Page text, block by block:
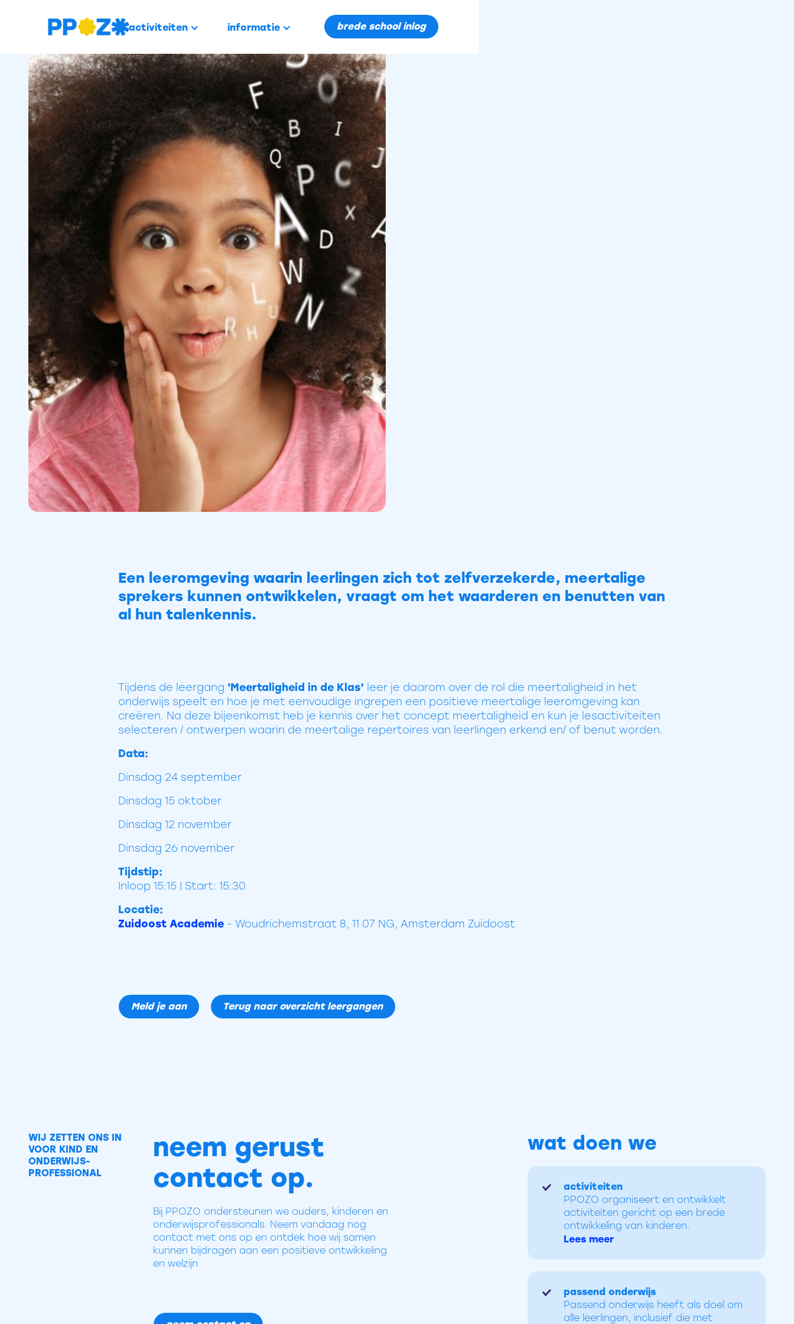
activiteiten informatie brede school inlog
PROFESSIONALISERING
2024 -
Meertaligheid:
de
taalvriendelijke
klas
Een leeromgeving waarin leerlingen zich tot zelfverzekerde, meertalige
sprekers kunnen ontwikkelen, vraagt om het waarderen en benutten van
al hun talenkennis.
Tijdens de leergang 'Meertaligheid in de Klas’ leer je daarom over de rol die meertaligheid in het
onderwijs speelt en hoe je met eenvoudige ingrepen een positieve meertalige leeromgeving kan
creëren. Na deze bijeenkomst heb je kennis over het concept meertaligheid en kun je lesactiviteiten
selecteren / ontwerpen waarin de meertalige repertoires van leerlingen erkend en/ of benut worden.
Data:
Dinsdag 24 september
Dinsdag 15 oktober
Dinsdag 12 november
Dinsdag 26 november
Tijdstip:
Inloop 15:15 | Start: 15:30
Locatie:
Zuidoost Academie - Woudrichemstraat 8, 11 07 NG, Amsterdam Zuidoost
Meld je aan Terug naar overzicht leergangen
WIJ ZETTEN ONS IN
VOOR KIND EN
ONDERWIJS-
PROFESSIONAL
neem gerust
contact op.
Bij PPOZO ondersteunen we ouders, kinderen en
onderwijsprofessionals. Neem vandaag nog
contact met ons op en ontdek hoe wij samen
kunnen bijdragen aan een positieve ontwikkeling
en welzijn
wat doen we
activiteiten
PPOZO organiseert en ontwikkelt
activiteiten gericht op een brede
ontwikkeling van kinderen.
Lees meer
passend onderwijs
Passend onderwijs heeft als doel om
alle leerlingen, inclusief die met